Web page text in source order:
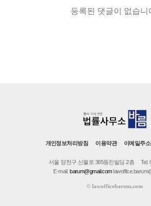
등록된 댓글이 없습니
개인정보처리방침 이용약관 이메일주
서울 양천구 신월로 385동진빌딩 2층
Tel.
E-mail.barum@gmail.com
© lawofficebarum.com